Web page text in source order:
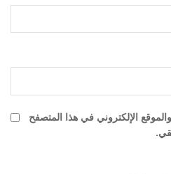
الإلكتروني في هذا المتصفح